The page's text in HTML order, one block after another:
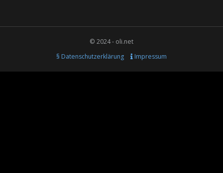
© 2024 - oli.net
§ Datenschutzerklärung
Impressum